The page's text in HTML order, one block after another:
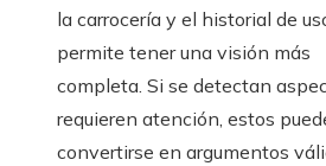
la carrocería y el historial de
permite tener una visión más
completa. Si se detectan
requieren atención, estos
convertirse en argumentos